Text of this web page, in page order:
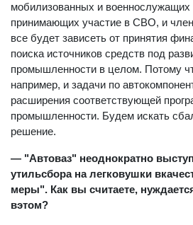
мобилизованных и военнослужащих
принимающих участие в СВО, и
все будет зависеть от принятия
поиска источников средств под
промышленности в целом. Потому
например, и задачи по
расширения соответствующей
промышленности. Будем искать
решение.
— "Автоваз" неоднократно
утильсбора на легковушки
меры". Как вы считаете,
вэтом?